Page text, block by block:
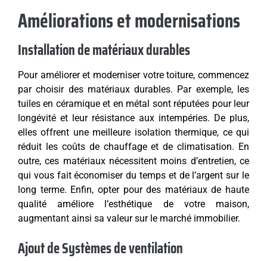
Améliorations et modernisations
Installation de matériaux durables
Pour améliorer et moderniser votre toiture, commencez
par choisir des matériaux durables. Par exemple, les
tuiles en céramique et en métal sont réputées pour leur
longévité et leur résistance aux intempéries. De plus,
elles offrent une meilleure isolation thermique, ce qui
réduit les coûts de chauffage et de climatisation. En
outre, ces matériaux nécessitent moins d’entretien, ce
qui vous fait économiser du temps et de l’argent sur le
long terme. Enfin, opter pour des matériaux de haute
qualité améliore l’esthétique de votre maison,
augmentant ainsi sa valeur sur le marché immobilier.
Ajout de Systèmes de ventilation